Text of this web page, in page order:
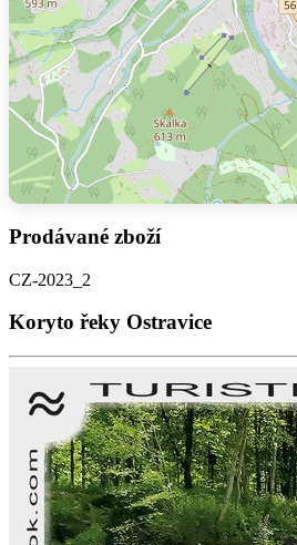
Prodávané zboží
CZ-2023_2
Koryto řeky Ostravice